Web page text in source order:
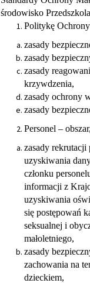
środowisko
Politykę
zasady
zasady
zasady
krzywdzenia,
zasady ochrony
zasady
Personel –
zasady
uzyskiwania
członku
informacji z
uzyskiwania
się postępowań
seksualnej i
małoletniego,
zasady
zachowania na
dzieckiem,